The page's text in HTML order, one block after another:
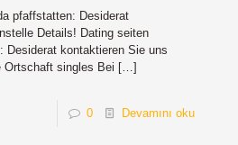
pfaffstatten: Desiderat
Details! Dating seiten
Desiderat kontaktieren Sie uns
Ortschaft singles Bei […]
0 Devamını oku